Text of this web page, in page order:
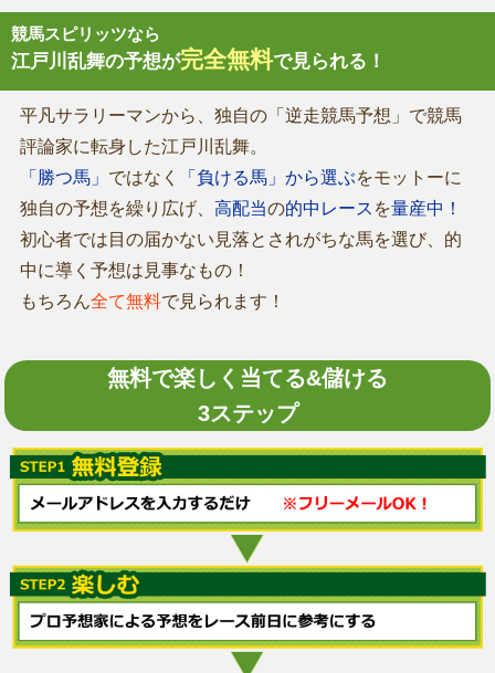
競馬スピリッツなら
江戸川乱舞の予想が完全無料で見られる！
平凡サラリーマンから、独自の「逆走競馬予想」で競馬
評論家に転身した江戸川乱舞。
「勝つ馬」 ではなく 「負ける馬」から選ぶをモットーに
独自の予想を繰り広げ、 高配当の的中レース を量産中！
初心者では目の届かない見落とされがちな馬を選び、的
中に導く予想は見事なもの！
もちろん全て無料で見られます！
無料で楽しく当てる&儲ける
3ステップ